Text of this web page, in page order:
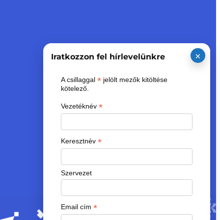
×
Iratkozzon fel hírlevelünkre
A csillaggal * jelölt mezők kitöltése
kötelező.
Vezetéknév *
Keresztnév *
Szervezet
Email cím *